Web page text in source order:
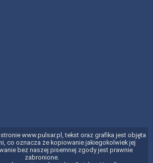
stronie www.pulsar.pl, tekst oraz grafika jest objęta
co oznacza że kopiowanie jakiegokolwiek jej
bez naszej pisemnej zgody jest prawnie
zabronione.